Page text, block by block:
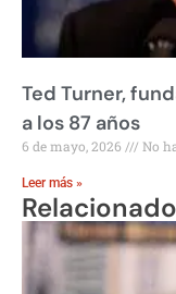
Ted Turner,
a los 87 años
6 de mayo, 2026 No
Leer más »